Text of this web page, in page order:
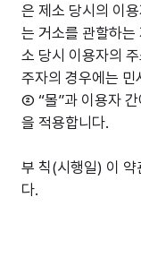
은 제소 당시의 이
는 거소를 관할하는
소 당시 이용자의
주자의 경우에는 민
② “몰”과 이용자 간
을 적용합니다.
부 칙(시행일) 이
다.